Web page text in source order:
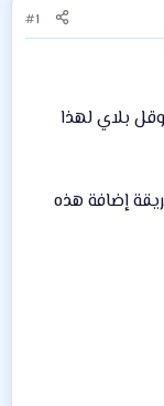
#1
بلاي لهذا
فيما يخص طريقة إضافة هذه